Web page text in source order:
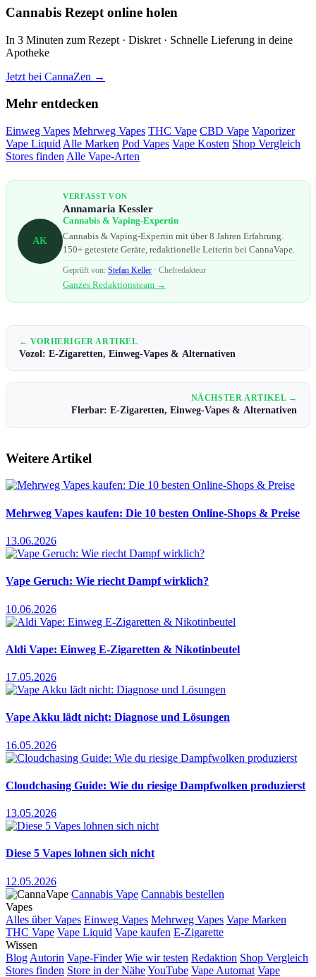
Cannabis Rezept online holen
In 3 Minuten zum Rezept · Diskret · Schnelle Lieferung in deine
Apotheke
Jetzt bei CannaZen →
Mehr entdecken
Einweg Vapes Mehrweg Vapes THC Vape CBD Vape Vaporizer
Vape Liquid Alle Marken Pod Vapes Vape Kosten Shop Vergleich
Stores finden Alle Vape-Arten
AK
VERFASST VON
Annamaria Kessler
Cannabis & Vaping-Expertin
Cannabis & Vaping-Expertin mit über 8 Jahren Erfahrung.
150+ getestete Geräte, redaktionelle Leiterin bei CannaVape.
Geprüft von: Stefan Keller · Chefredakteur
Ganzes Redaktionsteam →
← VORHERIGER ARTIKEL
Vozol: E-Zigaretten, Einweg-Vapes & Alternativen
NÄCHSTER ARTIKEL →
Flerbar: E-Zigaretten, Einweg-Vapes & Alternativen
Weitere Artikel
Mehrweg Vapes kaufen: Die 10 besten Online-Shops & Preise
13.06.2026
Vape Geruch: Wie riecht Dampf wirklich?
10.06.2026
Aldi Vape: Einweg E-Zigaretten & Nikotinbeutel
17.05.2026
Vape Akku lädt nicht: Diagnose und Lösungen
16.05.2026
Cloudchasing Guide: Wie du riesige Dampfwolken produzierst
13.05.2026
Diese 5 Vapes lohnen sich nicht
12.05.2026
Cannabis Vape Cannabis bestellen
Vapes
Alles über Vapes Einweg Vapes Mehrweg Vapes Vape Marken
THC Vape Vape Liquid Vape kaufen E-Zigarette
Wissen
Blog Autorin Vape-Finder Wie wir testen Redaktion Shop Vergleich
Stores finden Store in der NäheYouTube Vape Automat Vape